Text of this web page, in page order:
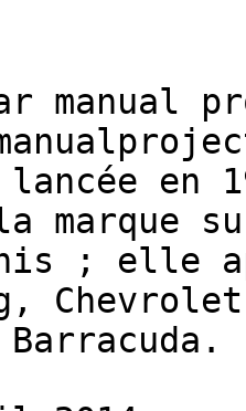
lancée en
marque
; elle